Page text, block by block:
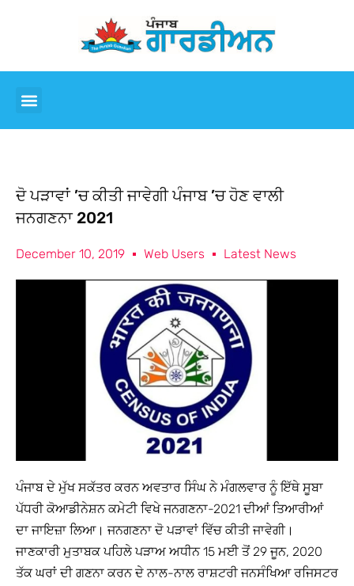
ਦੋ ਪੜਾਵਾਂ ’ਚ ਕੀਤੀ ਜਾਵੇਗੀ ਪੰਜਾਬ ’ਚ ਹੋਣ ਵਾਲੀ
ਜਨਗਣਨਾ 2021
December 10, 2019 Web Users Latest News
ਪੰਜਾਬ ਦੇ ਮੁੱਖ ਸਕੱਤਰ ਕਰਨ ਅਵਤਾਰ ਸਿੰਘ ਨੇ ਮੰਗਲਵਾਰ ਨੂੰ ਇੱਥੇ ਸੂਬਾ
ਪੱਧਰੀ ਕੋਆਡੀਨੇਸ਼ਨ ਕਮੇਟੀ ਵਿਖੇ ਜਨਗਣਨਾ-2021 ਦੀਆਂ ਤਿਆਰੀਆਂ
ਦਾ ਜਾਇਜ਼ਾ ਲਿਆ। ਜਨਗਣਨਾ ਦੋ ਪੜਾਵਾਂ ਵਿੱਚ ਕੀਤੀ ਜਾਵੇਗੀ।
ਜਾਣਕਾਰੀ ਮੁਤਾਬਕ ਪਹਿਲੇ ਪੜਾਅ ਅਧੀਨ 15 ਮਈ ਤੋਂ 29 ਜੂਨ, 2020
ਤੱਕ ਘਰਾਂ ਦੀ ਗਣਨਾ ਕਰਨ ਦੇ ਨਾਲ-ਨਾਲ ਰਾਸ਼ਟਰੀ ਜਨਸੰਖਿਆ ਰਜਿਸਟਰ